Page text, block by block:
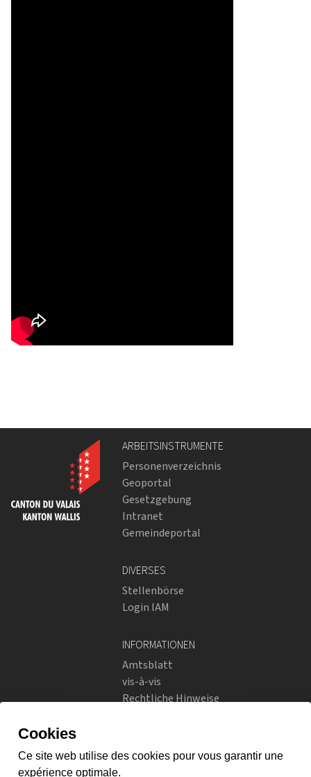
ARBEITSINSTRUMENTE
Personenverzeichnis
Geoportal
Gesetzgebung
Intranet
Gemeindeportal
DIVERSES
Stellenbörse
Login IAM
INFORMATIONEN
Amtsblatt
vis-à-vis
Rechtliche Hinweise